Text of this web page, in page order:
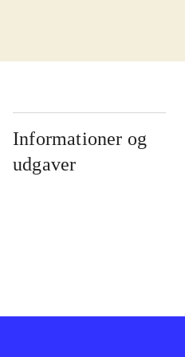
Informationer og
udgaver